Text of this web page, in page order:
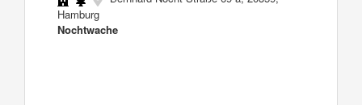
Hamburg
Nochtwache